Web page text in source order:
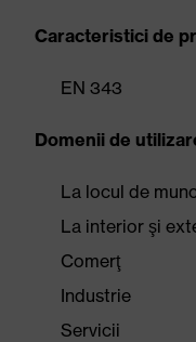
Caracteristici de
EN 343
Domenii de
La locul de
La interior şi
Comerţ
Industrie
Servicii